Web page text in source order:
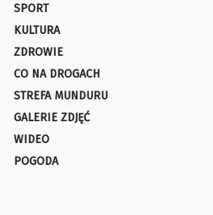
SPORT
KULTURA
ZDROWIE
CO NA DROGACH
STREFA MUNDURU
GALERIE ZDJĘĆ
WIDEO
POGODA